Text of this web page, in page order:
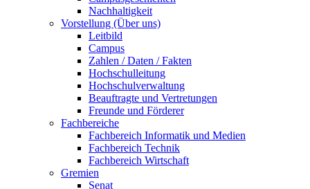
Nachhaltigkeit
Vorstellung (Über uns)
Leitbild
Campus
Zahlen / Daten / Fakten
Hochschulleitung
Hochschulverwaltung
Beauftragte und Vertretungen
Freunde und Förderer
Fachbereiche
Fachbereich Informatik und Medien
Fachbereich Technik
Fachbereich Wirtschaft
Gremien
Senat